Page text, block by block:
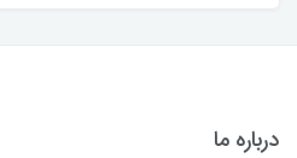
درباره ما